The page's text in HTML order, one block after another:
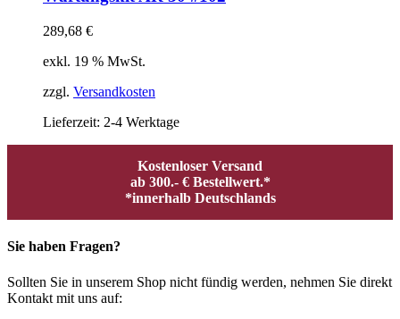
289,68 €
exkl. 19 % MwSt.
zzgl. Versandkosten
Lieferzeit: 2-4 Werktage
Kostenloser Versand
ab 300.- € Bestellwert.*
*innerhalb Deutschlands
Sie haben Fragen?
Sollten Sie in unserem Shop nicht fündig werden, nehmen Sie direkt
Kontakt mit uns auf: